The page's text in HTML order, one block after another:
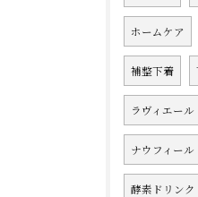
ホームケア
補整下着
ラヴィエール
ナウフィール
酵素ドリンク